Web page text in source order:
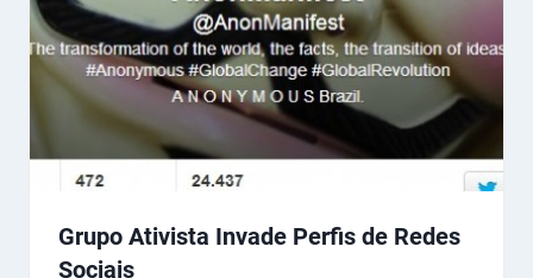
Grupo Ativista Invade Perfis de Redes
Sociais